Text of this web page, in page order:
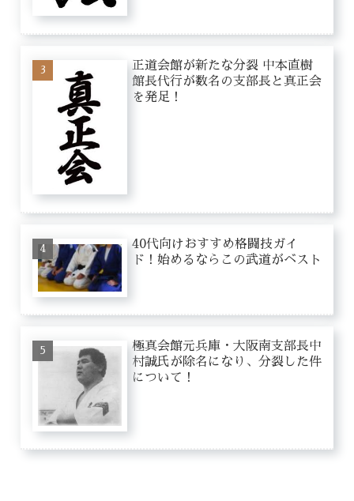
正道会館が新たな分裂 中本直樹
館長代行が数名の支部長と真正会
を発足！
40代向けおすすめ格闘技ガイ
ド！始めるならこの武道がベスト
極真会館元兵庫・大阪南支部長中
村誠氏が除名になり、分裂した件
について！